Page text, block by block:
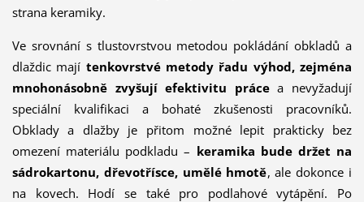
strana keramiky.
Ve srovnání s tlustovrstvou metodou pokládání obkladů a
dlaždic mají tenkovrstvé metody řadu výhod, zejména
mnohonásobně zvyšují efektivitu prácea nevyžadují
speciální kvalifikaci a bohaté zkušenosti pracovníků.
Obklady a dlažby je přitom možné lepit prakticky bez
omezení materiálu podkladu – keramika bude držet na
sádrokartonu, dřevotřísce, umělé hmotě, ale dokonce i
na kovech. Hodí se také pro podlahové vytápění. Po